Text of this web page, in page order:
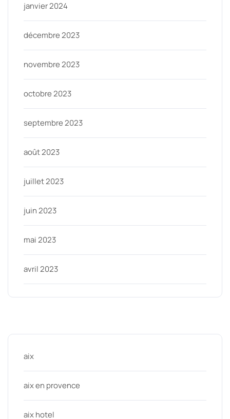
janvier 2024
décembre 2023
novembre 2023
octobre 2023
septembre 2023
août 2023
juillet 2023
juin 2023
mai 2023
avril 2023
aix
aix en provence
aix hotel